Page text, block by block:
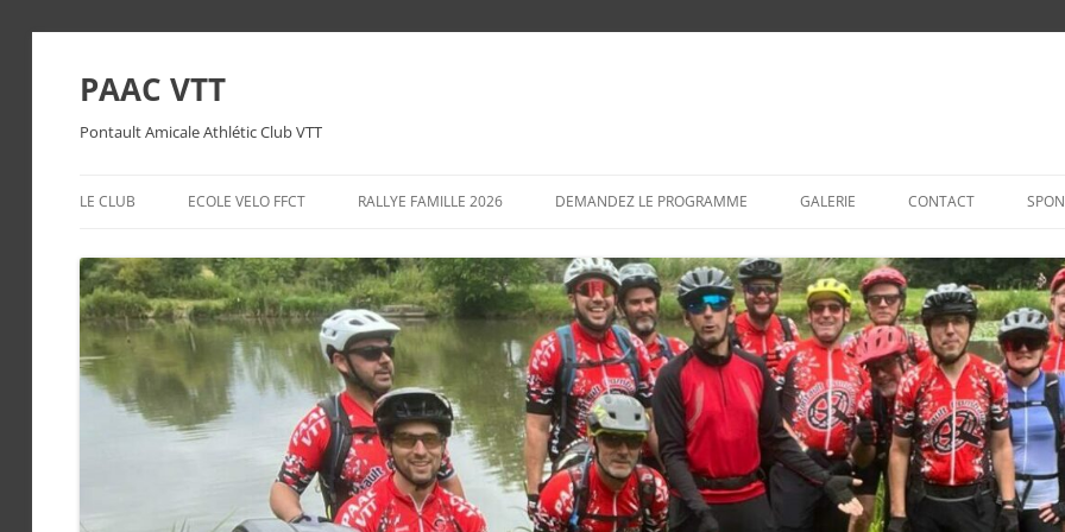
PAAC VTT
Pontault Amicale Athlétic Club VTT
au
LE CLUB ECOLE VELO FFCT RALLYE FAMILLE 2026 DEMANDEZ LE PROGRAMME GALERIE CONTACT